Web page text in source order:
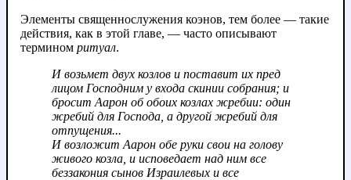
Элементы священнослужения коэнов, тем более — такие
действия, как в этой главе, — часто описывают
термином ритуал.
И возьмет двух козлов и поставит их пред
лицом Господним у входа скинии собрания; и
бросит Аарон об обоих козлах жребии: один
жребий для Господа, а другой жребий для
отпущения...
И возложит Аарон обе руки свои на голову
живого козла, и исповедает над ним все
беззакония сынов Израилевых и все